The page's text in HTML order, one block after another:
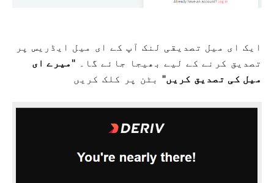
ایک ای میل تصدیقی لنک آپ کے ای میل ایڈریس پر
بھیجا جائے گا۔ تصدیق کرنے کے لیے
"میرے ای
میل کی تصدیق کریں" بٹن پر کلک کریں